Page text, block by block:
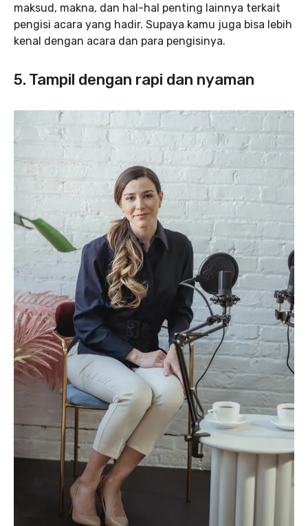
maksud, makna, dan hal-hal penting lainnya terkait
pengisi acara yang hadir. Supaya kamu juga bisa lebih
kenal dengan acara dan para pengisinya.
5. Tampil dengan rapi dan nyaman